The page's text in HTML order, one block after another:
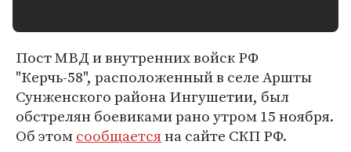
Пост МВД и внутренних войск РФ
"Керчь-58", расположенный в селе Аршты
Сунженского района Ингушетии, был
обстрелян боевиками рано утром 15 ноября.
Об этомсообщаетсяна сайте СКП РФ.